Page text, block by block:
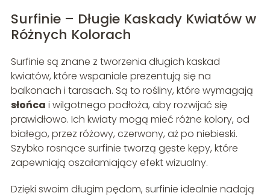
Surfinie – Długie Kaskady Kwiatów w
Różnych Kolorach
Surfinie są znane z tworzenia długich kaskad
kwiatów, które wspaniale prezentują się na
balkonach i tarasach. Są to rośliny, które wymagają
słońca i wilgotnego podłoża, aby rozwijać się
prawidłowo. Ich kwiaty mogą mieć różne kolory, od
białego, przez różowy, czerwony, aż po niebieski.
Szybko rosnące surfinie tworzą gęste kępy, które
zapewniają oszałamiający efekt wizualny.
Dzięki swoim długim pędom, surfinie idealnie nadają